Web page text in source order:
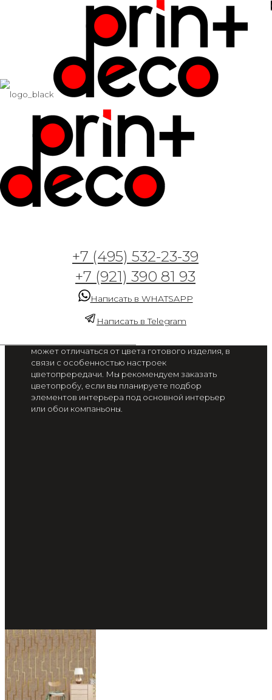
+7 (495) 532-23-39
+7 (921) 390 81 93
Написать в WHATSAPP
Написать в Telegram
Арт. GT3085 — Четкие
золотые линии на
геометрическом принте
от 2 300 руб. / м2
может отличаться от цвета готового изделия, в
связи с особенностью настроек
цветопрередачи. Мы рекомендуем заказать
цветопробу, если вы планируете подбор
элементов интерьера под основной интерьер
или обои компаньоны.